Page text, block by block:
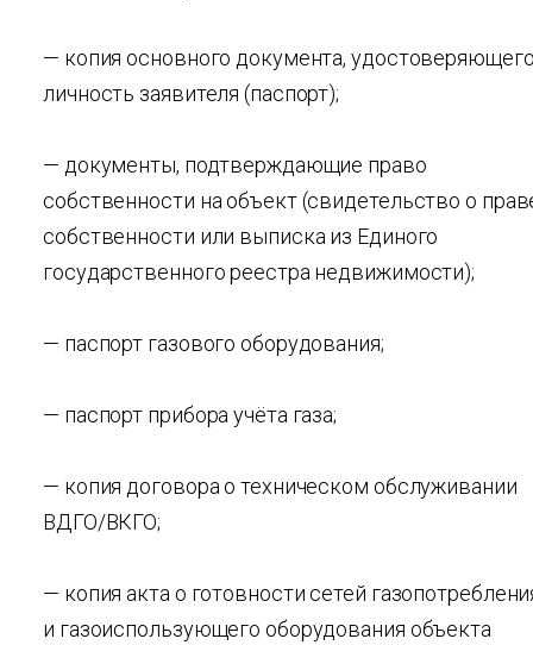
— копия основного документа,
личность заявителя (паспорт);
— документы, подтверждающие право
собственности на объект (свидетельство о
собственности или выписка из Единого
государственного реестра недвижимости);
— паспорт газового оборудования;
— паспорт прибора учёта газа;
— копия договора о техническом обслуживании
ВДГО/ВКГО;
— копия акта о готовности сетей
и газоиспользующего оборудования объекта